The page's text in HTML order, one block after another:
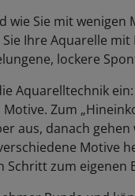
wie Sie mit
Ihre Aquarelle
lockere
Aquarelltechnik
Zum
aus, danach
Motive
Schritt zum eigenen